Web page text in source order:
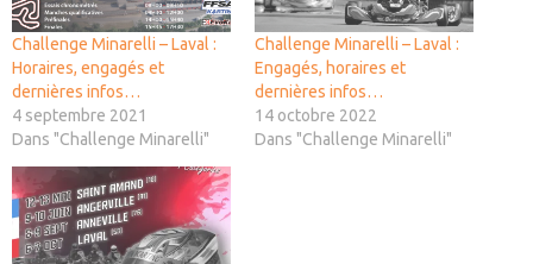
Challenge Minarelli – Laval :
Horaires, engagés et
dernières infos…
4 septembre 2021
Dans "Challenge Minarelli"
Challenge Minarelli – Laval :
Engagés, horaires et
dernières infos…
14 octobre 2022
Dans "Challenge Minarelli"